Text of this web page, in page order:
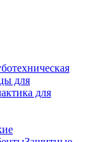
для
для